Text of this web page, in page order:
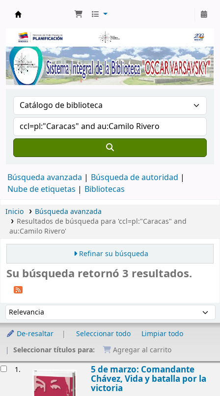
Búsqueda avanzada
Búsqueda de autoridad
Nube de etiquetas
Bibliotecas
Inicio
Búsqueda avanzada
Resultados de búsqueda para 'ccl=pl:"Caracas" and
au:Camilo Rivero'
Refinar su búsqueda
Su búsqueda retornó 3 resultados.
Ordenar por:
De-resaltar Seleccionar todo
Limpiar todo
Seleccionar títulos para:
Agregar al carrito
1. 5 de marzo: Comandante
Chávez, Vida y batalla por la
victoria